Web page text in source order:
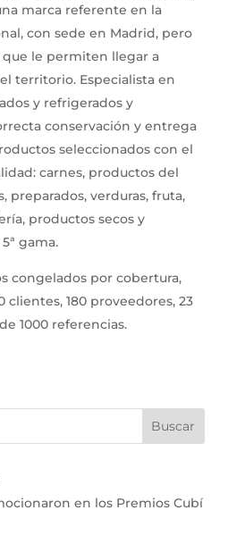
marca referente en la
con sede en Madrid, pero
le permiten llegar a
territorio. Especialista en
y refrigerados y
conservación y entrega
seleccionados con el
carnes, productos del
preparados, verduras, fruta,
productos secos y
gama.
congelados por cobertura,
clientes, 180 proveedores, 23
1000 referencias.
en los Premios Cubí